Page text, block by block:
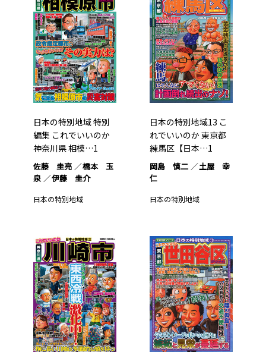
日本の特別地域 特別
編集 これでいいのか
神奈川県 相模…1
佐藤 圭亮
橋本 玉
泉
伊藤 圭介
日本の特別地域
日本の特別地域13 こ
れでいいのか 東京都
練馬区【日本…1
岡島 慎二
土屋 幸
仁
日本の特別地域